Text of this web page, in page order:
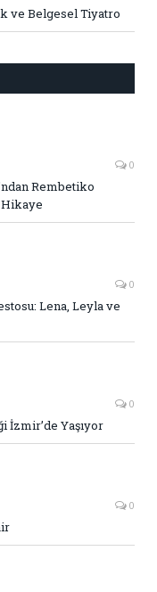
ve Belgesel Tiyatro
0
Rembetiko
0
Lena, Leyla ve
0
İzmir’de Yaşıyor
0